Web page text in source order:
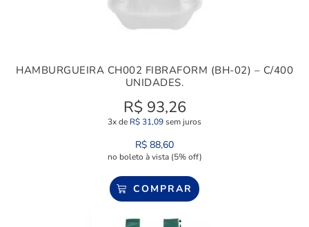
HAMBURGUEIRA CH002 FIBRAFORM (BH-02) – C/400
UNIDADES.
R$ 93,26
3x de R$31,09sem juros
R$ 88,60
no boleto à vista (5% off)
COMPRAR